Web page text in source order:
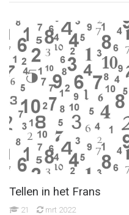
Tellen in het Frans
21 mrt 2022